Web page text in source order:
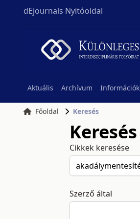
dEjournals Nyitóoldal
Aktuális Archívum Információk
Főoldal Keresés
Keresés
Cikkek keresése
Szerző által